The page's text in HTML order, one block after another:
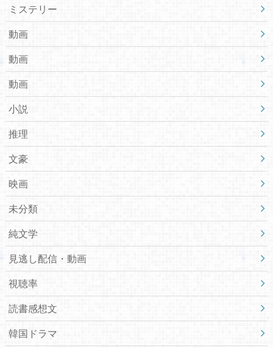
ミステリー
動画
動画
動画
小説
推理
文豪
映画
未分類
純文学
見逃し配信・動画
視聴率
読書感想文
韓国ドラマ